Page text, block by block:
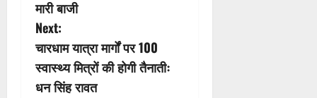
t
n
a
मारी बाजी
Next:
चारधाम यात्रा मार्गों पर 100
स्वास्थ्य मित्रों की होगी तैनातीः
धन सिंह रावत